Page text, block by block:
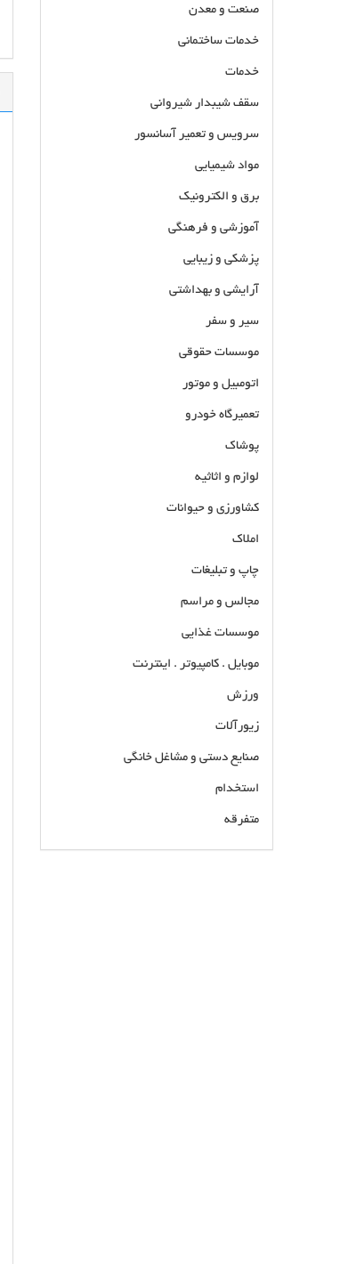
صنعت و معدن
خدمات ساختمانی
خدمات
سقف شیبدار شیروانی
سرویس و تعمیر آسانسور
مواد شیمیایی
برق و الکترونیک
آموزشی و فرهنگی
پزشکی و زیبایی
آرایشی و بهداشتی
سیر و سفر
موسسات حقوقی
اتومبیل و موتور
تعمیرگاه خودرو
پوشاک
لوازم و اثاثیه
کشاورزی و حیوانات
املاک
چاپ و تبلیغات
مجالس و مراسم
موسسات غذایی
موبایل . کامپیوتر . اینترنت
ورزش
زیورآلات
صنایع دستی و مشاغل خانگی
استخدام
متفرقه